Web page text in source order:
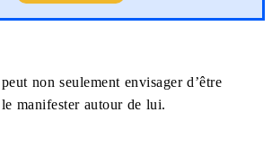
non seulement envisager d’être
manifester autour de lui.